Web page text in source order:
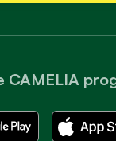
CAMELIA